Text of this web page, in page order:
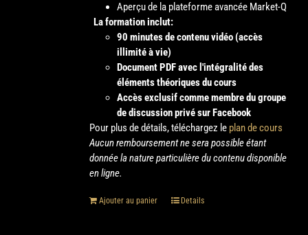
Aperçu de la plateforme avancée Market-Q
La formation inclut:
90 minutes de contenu vidéo (accès
illimité à vie)
Document PDF avec l'intégralité des
éléments théoriques du cours
Accès exclusif comme membre du groupe
de discussion privé sur Facebook
Pour plus de détails, téléchargez le plan de cours
Aucun remboursement ne sera possible étant
donnée la nature particulière du contenu disponible
en ligne.
Ajouter au panier Details